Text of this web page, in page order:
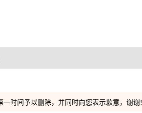
时间予以删除，并同时向您表示歉意，谢谢!